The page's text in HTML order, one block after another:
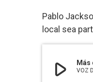
Pablo
local sea
play_arrow VOZ